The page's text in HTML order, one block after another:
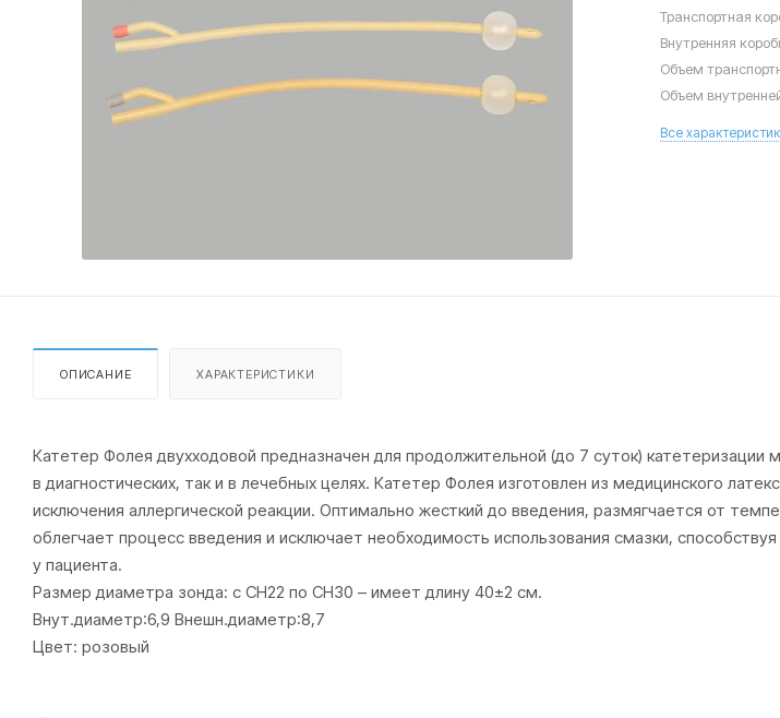
Транспортная
Внутренняя
Объем
Объем
Все
ОПИСАНИЕ ХАРАКТЕРИСТИКИ
Катетер Фолея двухходовой предназначен для продолжительной (до 7 суток) катетеризации
в диагностических, так и в лечебных целях. Катетер Фолея изготовлен из медицинского
исключения аллергической реакции. Оптимально жесткий до введения, размягчается от
облегчает процесс введения и исключает необходимость использования смазки,
у пациента.
Размер диаметра зонда: с СН22 по СН30 – имеет длину 40±2 см.
Внут.диаметр:6,9 Внешн.диаметр:8,7
Цвет: розовый